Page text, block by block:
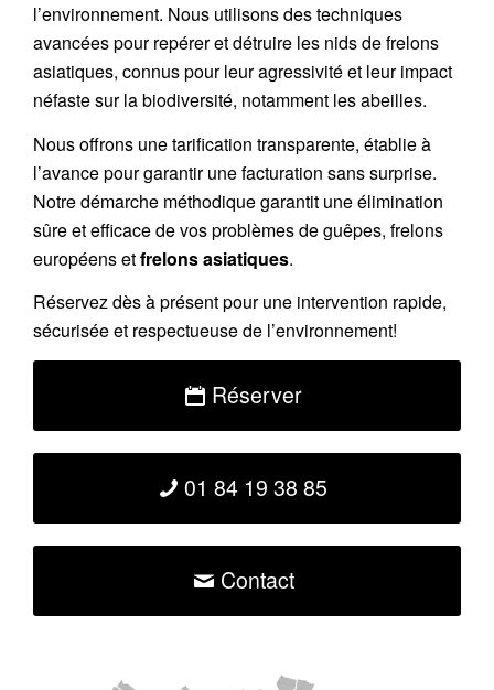
l’environnement. Nous utilisons des techniques
avancées pour repérer et détruire les nids defrelons
asiatiques, connus pour leur agressivité et leur impact
néfaste sur la biodiversité, notamment les abeilles.
Nous offrons unetarification transparente, établie à
l’avance pour garantir une facturation sans surprise.
Notre démarche méthodique garantit une élimination
sûre et efficace de vos problèmes de guêpes, frelons
européens etfrelons asiatiques.
Réservezdès à présent pour une intervention rapide,
sécurisée et respectueuse de l’environnement!
Réserver
01 84 19 38 85
Contact